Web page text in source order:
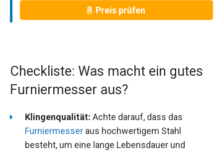
Preis prüfen
Checkliste: Was macht ein gutes
Furniermesser aus?
Klingenqualität: Achte darauf, dass das
Furniermesser aus hochwertigem Stahl
besteht, um eine lange Lebensdauer und